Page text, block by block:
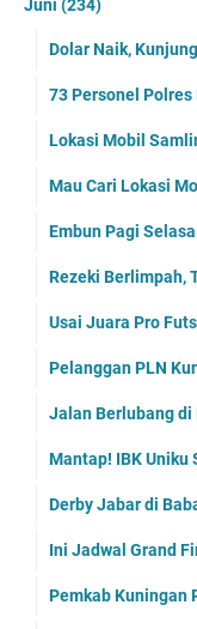
Juni (234)
Dolar Naik,
73 Personel
Lokasi Mobil
Mau Cari Lokasi
Embun Pagi
Rezeki Berlimpah,
Usai Juara Pro
Pelanggan PLN
Jalan Berlubang di
Mantap! IBK Uniku
Derby Jabar di
Ini Jadwal Grand
Pemkab Kuningan